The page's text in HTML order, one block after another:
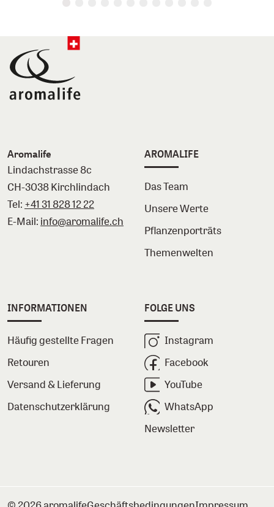
Aromalife
Lindachstrasse 8c
CH-3038 Kirchlindach
Tel: +41 31 828 12 22
E-Mail: info@aromalife.ch
AROMALIFE
Das Team
Unsere Werte
Pflanzenporträts
Themenwelten
INFORMATIONEN
Häufig gestellte Fragen
Retouren
Versand & Lieferung
Datenschutzerklärung
FOLGE UNS
Instagram
Facebook
YouTube
WhatsApp
Newsletter